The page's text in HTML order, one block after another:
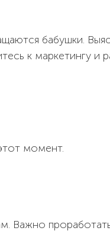
бабушки.
к маркетингу и
момент.
Важно